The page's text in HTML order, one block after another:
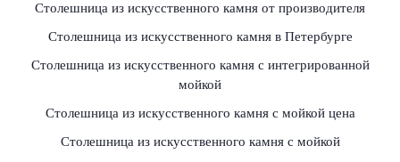
Столешница из искусственного камня от производителя
Столешница из искусственного камня в Петербурге
Столешница из искусственного камня с интегрированной
мойкой
Столешница из искусственного камня с мойкой цена
Столешница из искусственного камня с мойкой